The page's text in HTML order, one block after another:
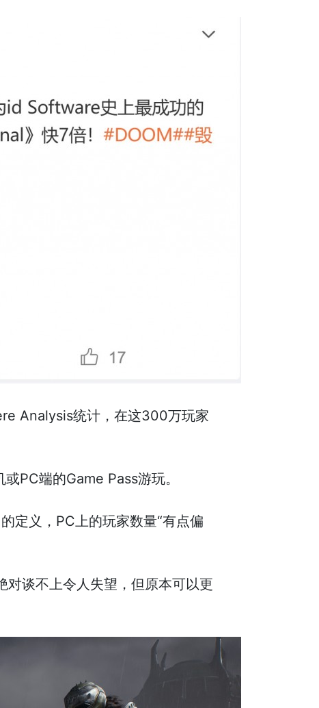
Analysis统计，在这300万玩家
PC端的Game Pass游玩。
定义，PC上的玩家数量“有点偏
谈不上令人失望，但原本可以更